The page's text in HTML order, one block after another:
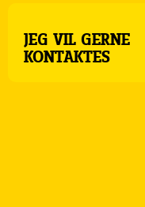
JEG VIL GERNE
KONTAKTES